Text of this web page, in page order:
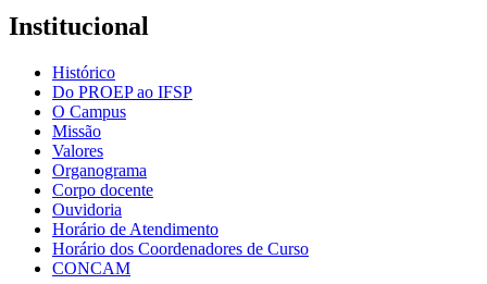
Institucional
Histórico
Do PROEP ao IFSP
O Campus
Missão
Valores
Organograma
Corpo docente
Ouvidoria
Horário de Atendimento
Horário dos Coordenadores de Curso
CONCAM